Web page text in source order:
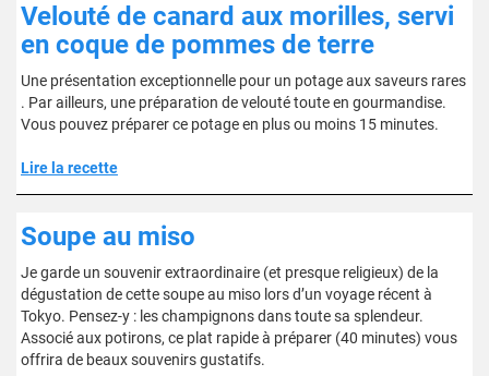
Velouté de canard aux morilles, servi
en coque de pommes de terre
Une présentation exceptionnelle pour un potage aux saveurs rares
. Par ailleurs, une préparation de velouté toute en gourmandise.
Vous pouvez préparer ce potage en plus ou moins 15 minutes.
Lire la recette
Soupe au miso
Je garde un souvenir extraordinaire (et presque religieux) de la
dégustation de cette soupe au miso lors d’un voyage récent à
Tokyo. Pensez-y : les champignons dans toute sa splendeur.
Associé aux potirons, ce plat rapide à préparer (40 minutes) vous
offrira de beaux souvenirs gustatifs.